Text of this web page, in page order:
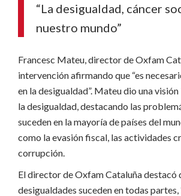
“La desigualdad, cáncer
nuestro mundo”
Francesc Mateu, director de Oxfam
intervención afirmando que “es
en la desigualdad”. Mateu dio una
la desigualdad, destacando las
suceden en la mayoría de países del
como la evasión fiscal, las actividades
corrupción.
El director de Oxfam Cataluña destacó
desigualdades suceden en todas partes,